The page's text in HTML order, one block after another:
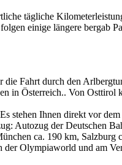
tägliche
einige längere bergab
Fahrt durch den
in Österreich.. Von
stehen Ihnen direkt vor
Autozug der Deutschen
ca. 190 km,
Olympiaworld und am